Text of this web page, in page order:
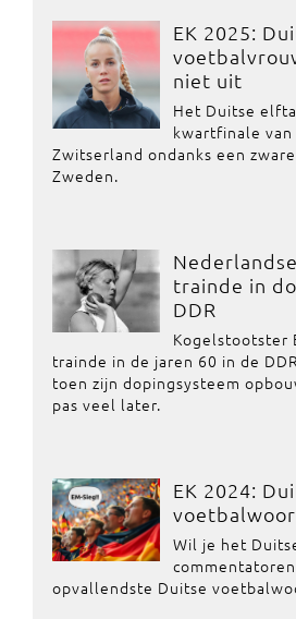
EK 2025:
niet uit
Het Duitse
kwartfinale van
Zwitserland ondanks een
Zweden.
trainde in
DDR
Kogelstootster
trainde in de jaren 60 in de
toen zijn dopingsysteem
pas veel later.
EK 2024:
Wil je het
opvallendste Duitse